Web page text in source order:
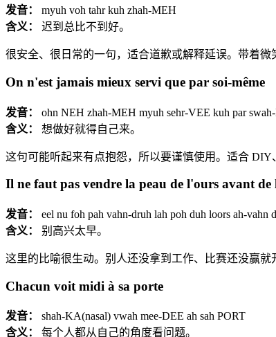
发音：
myuh voh tahr kuh zhah-MEH
含义：
迟到总比不到好。
很安全、很日常的一句，适合道歉或解释延误。带着微
On n'est jamais mieux servi que par soi-même
发音：
ohn NEH zhah-MEH myuh sehr-VEE kuh par
含义：
想做好就得自己来。
这句可能听起来有点抱怨，所以要谨慎使用。适合 DIY
Il ne faut pas vendre la peau de l'ours avant
发音：
eel nu foh pah vahn-druh lah poh duh loors ah-
含义：
别高兴太早。
这里的比喻很生动。别人还没拿到工作、比赛还没赢就
Chacun voit midi à sa porte
发音：
shah-KA(nasal) vwah mee-DEE ah sah PORT
含义：
每个人都从自己的角度看问题。